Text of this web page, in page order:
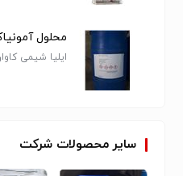
سایرمحصولات شرکت
محلول
ایلیا شیمی